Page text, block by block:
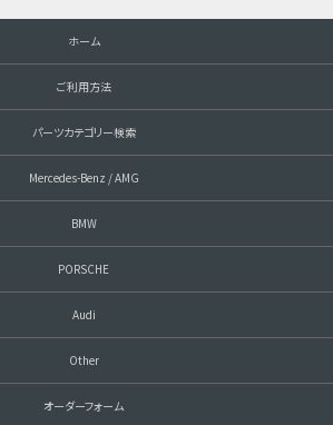
ホーム
ご利用方法
パーツカテゴリー検索
Mercedes-Benz / AMG
BMW
PORSCHE
Audi
Other
オーダーフォーム